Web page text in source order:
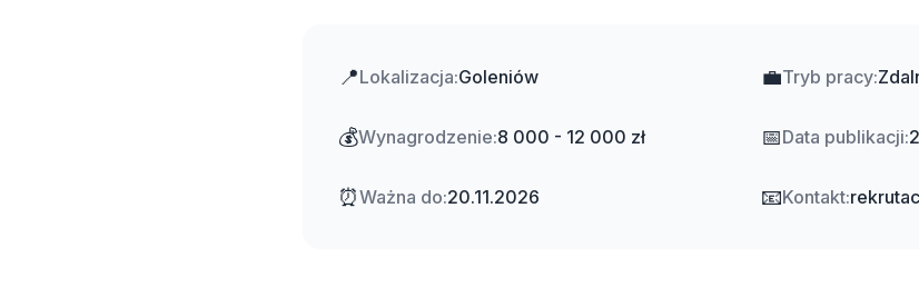
📍Lokalizacja:Goleniów 💼Tryb pracy:
💰Wynagrodzenie:8 000 - 12 000 zł 📅Data publikacji:
⏰Ważna do:20.11.2026 📧Kontakt: